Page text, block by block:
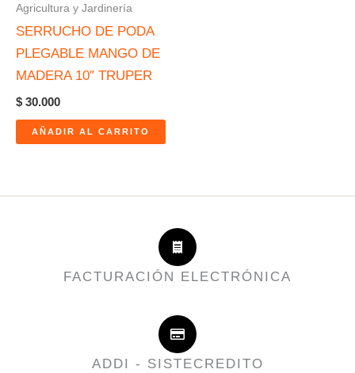
Agricultura y Jardinería
SERRUCHO DE PODA
PLEGABLE MANGO DE
MADERA 10″ TRUPER
$ 30.000
AÑADIR AL CARRITO
FACTURACIÓN ELECTRÓNICA
ADDI - SISTECREDITO